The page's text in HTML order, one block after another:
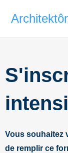
Vous souhaitez
de remplir ce